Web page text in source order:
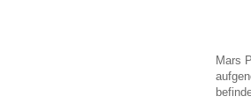
Mars